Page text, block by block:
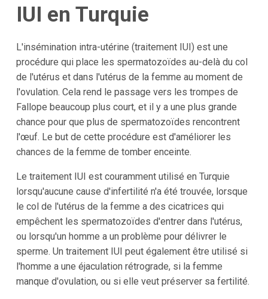
IUI en Turquie
L'insémination intra-utérine (traitement IUI) est une
procédure qui place les spermatozoïdes au-delà du col
de l'utérus et dans l'utérus de la femme au moment de
l'ovulation. Cela rend le passage vers les trompes de
Fallope beaucoup plus court, et il y a une plus grande
chance pour que plus de spermatozoïdes rencontrent
l'œuf. Le but de cette procédure est d'améliorer les
chances de la femme de tomber enceinte.
Le traitement IUI est couramment utilisé en Turquie
lorsqu'aucune cause d'infertilité n'a été trouvée, lorsque
le col de l'utérus de la femme a des cicatrices qui
empêchent les spermatozoïdes d'entrer dans l'utérus,
ou lorsqu'un homme a un problème pour délivrer le
sperme. Un traitement IUI peut également être utilisé si
l'homme a une éjaculation rétrograde, si la femme
manque d'ovulation, ou si elle veut préserver sa fertilité.